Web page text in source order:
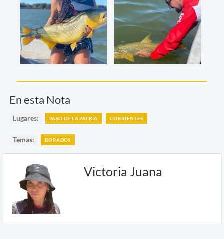
En esta Nota
Lugares: PASO DE LA PATRIA CORRIENTES
Temas: DORADOS
Victoria Juana